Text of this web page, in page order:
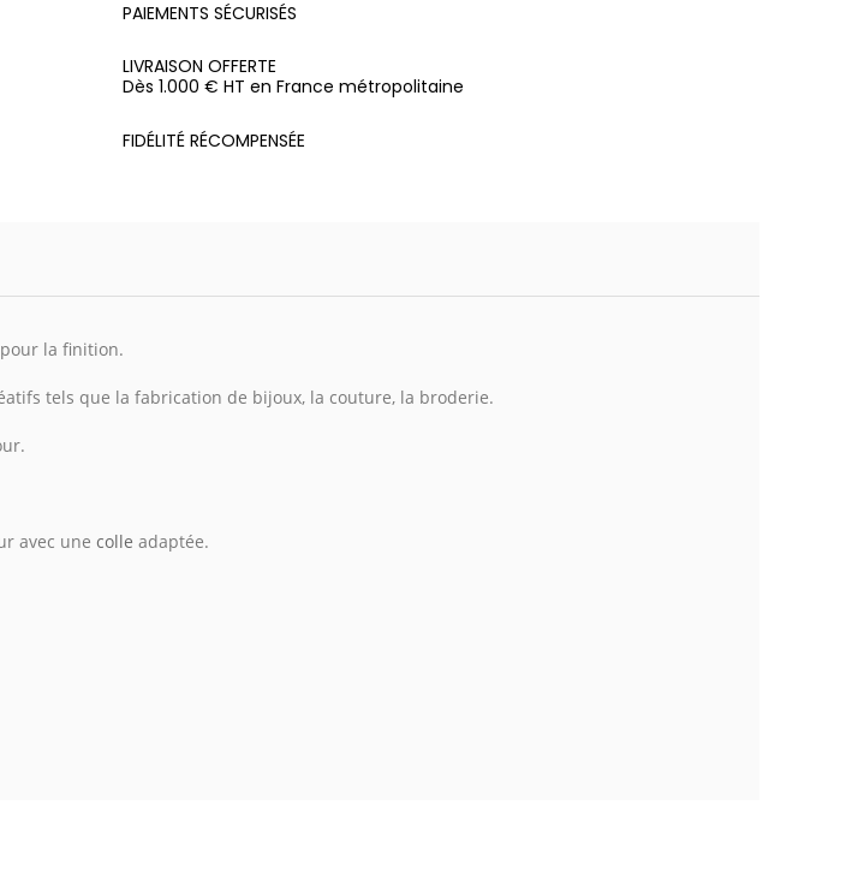
PAIEMENTS SÉCURISÉS
LIVRAISON OFFERTE
Dès 1.000 € HT en France métropolitaine
FIDÉLITÉ RÉCOMPENSÉE
la finition.
tels que la fabrication de bijoux, la couture, la broderie.
avec une colle adaptée.